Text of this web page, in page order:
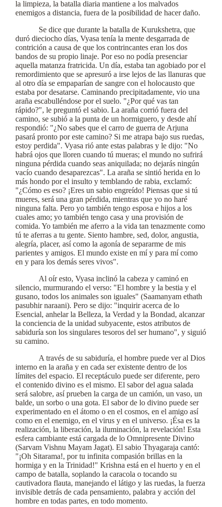
la limpieza, la batalla diaria mantiene a los malvados
enemigos a distancia, fuera de la posibilidad de hacer daño.
Se dice que durante la batalla de Kurukshetra, que
duró dieciocho días, Vyasa tenía la mente desgarrada de
contrición a causa de que los contrincantes eran los dos
bandos de su propio linaje. Por eso no podía presenciar
aquella matanza fratricida. Un día, estaba tan agobiado por el
remordimiento que se apresuró a irse lejos de las llanuras que
al otro día se empaparían de sangre con el holocausto que
estaba por desatarse. Caminando precipitadamente, vio una
araña escabulléndose por el suelo. "¿Por qué vas tan
rápido?", le preguntó el sabio. La araña corrió fuera del
camino, se subió a la punta de un hormiguero, y desde ahí
respondió: "¿No sabes que el carro de guerra de Arjuna
pasará pronto por este camino? Si me atrapa bajo sus ruedas,
estoy perdida". Vyasa rió ante estas palabras y le dijo: "No
habrá ojos que lloren cuando tú mueras; el mundo no sufrirá
ninguna pérdida cuando seas aniquilada; no dejarás ningún
vacío cuando desaparezcas". La araña se sintió herida en lo
más hondo por el insulto y temblando de rabia, exclamó:
"¿Cómo es eso? ¡Eres un sabio engreído! Piensas que si tú
mueres, será una gran pérdida, mientras que yo no haré
ninguna falta. Pero yo también tengo esposa e hijos a los
cuales amo; yo también tengo casa y una provisión de
comida. Yo también me aferro a la vida tan tenazmente como
tú te aferras a tu gente. Siento hambre, sed, dolor, angustia,
alegría, placer, así como la agonía de separarme de mis
parientes y amigos. El mundo existe en mí y para mí como
en y para los demás seres vivos".
Al oír esto, Vyasa inclinó la cabeza y caminó en
silencio, murmurando el verso: "El hombre y la bestia y el
gusano, todos los animales son iguales" (Saamanyam ethath
pasubhir naraani). Pero se dijo: "inquirir acerca de lo
Esencial, anhelar la Belleza, la Verdad y la Bondad, alcanzar
la conciencia de la unidad subyacente, estos atributos de
sabiduría son los singulares tesoros del ser humano", y siguió
su camino.
A través de su sabiduría, el hombre puede ver al Dios
interno en la araña y en cada ser existente dentro de los
límites del espacio. El receptáculo puede ser diferente, pero
el contenido divino es el mismo. El sabor del agua salada
será salobre, así prueben la carga de un camión, un vaso, un
balde, un sorbo o una gota. El sabor de lo divino puede ser
experimentado en el átomo o en el cosmos, en el amigo así
como en el enemigo, en el virus y en el universo. ¡Ésa es la
realización, la liberación, la iluminación, la revelación! Esta
esfera cambiante está cargada de lo Omnipresente Divino
(Sarvam Vishnu Mayam Jagat). El sabio Thyagaraja cantó:
"¡Oh Sitarama!, por tu infinita compasión brillas en la
hormiga y en la Trinidad!" Krishna está en el huerto y en el
campo de batalla, soplando la caracola o tocando su
cautivadora flauta, manejando el látigo y las ruedas, la fuerza
invisible detrás de cada pensamiento, palabra y acción del
hombre en todas partes, en todo momento.